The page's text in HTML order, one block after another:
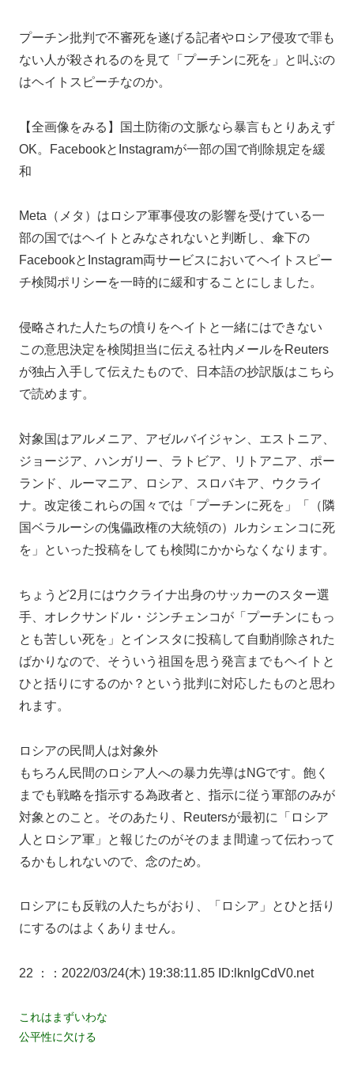
プーチン批判で不審死を遂げる記者やロシア侵攻で罪も
ない人が殺されるのを見て「プーチンに死を」と叫ぶの
はヘイトスピーチなのか。
【全画像をみる】国土防衛の文脈なら暴言もとりあえず
OK。FacebookとInstagramが一部の国で削除規定を緩
和
Meta（メタ）はロシア軍事侵攻の影響を受けている一
部の国ではヘイトとみなされないと判断し、傘下の
FacebookとInstagram両サービスにおいてヘイトスピー
チ検閲ポリシーを一時的に緩和することにしました。
侵略された人たちの憤りをヘイトと一緒にはできない
この意思決定を検閲担当に伝える社内メールをReuters
が独占入手して伝えたもので、日本語の抄訳版はこちら
で読めます。
対象国はアルメニア、アゼルバイジャン、エストニア、
ジョージア、ハンガリー、ラトビア、リトアニア、ポー
ランド、ルーマニア、ロシア、スロバキア、ウクライ
ナ。改定後これらの国々では「プーチンに死を」「（隣
国ベラルーシの傀儡政権の大統領の）ルカシェンコに死
を」といった投稿をしても検閲にかからなくなります。
ちょうど2月にはウクライナ出身のサッカーのスター選
手、オレクサンドル・ジンチェンコが「プーチンにもっ
とも苦しい死を」とインスタに投稿して自動削除された
ばかりなので、そういう祖国を思う発言までもヘイトと
ひと括りにするのか？という批判に対応したものと思わ
れます。
ロシアの民間人は対象外
もちろん民間のロシア人への暴力先導はNGです。飽く
までも戦略を指示する為政者と、指示に従う軍部のみが
対象とのこと。そのあたり、Reutersが最初に「ロシア
人とロシア軍」と報じたのがそのまま間違って伝わって
るかもしれないので、念のため。
ロシアにも反戦の人たちがおり、「ロシア」とひと括り
にするのはよくありません。
22 ： ：2022/03/24(木) 19:38:11.85 ID:lknIgCdV0.net
これはまずいわな
公平性に欠ける